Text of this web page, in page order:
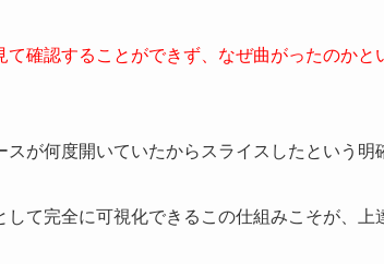
確認することができず、なぜ曲がったのか
が何度開いていたからスライスしたという
て完全に可視化できるこの仕組みこそが、